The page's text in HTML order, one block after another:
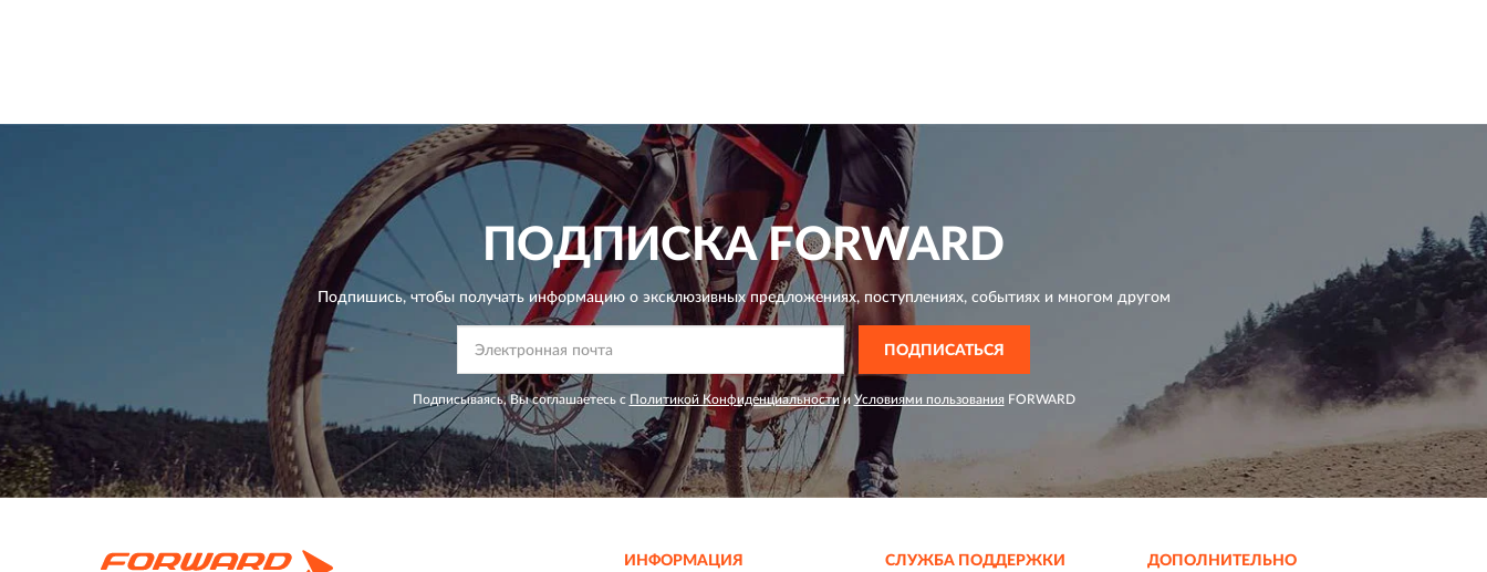
ПОДПИСКАFORWARD
Подпишись, чтобы получать информацию о эксклюзивных предложениях,поступлениях, событиях и многом другом
ПОДПИСАТЬСЯ
Подписываясь, Вы соглашаетесь с Политикой Конфиденциальности и Условиями пользования FORWARD
ИНФОРМАЦИЯ СЛУЖБА ПОДДЕРЖКИ ДОПОЛНИТЕЛЬНО